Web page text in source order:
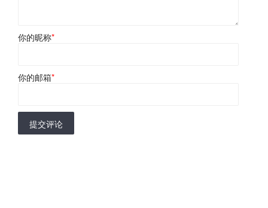
你的昵称*
你的邮箱*
提交评论